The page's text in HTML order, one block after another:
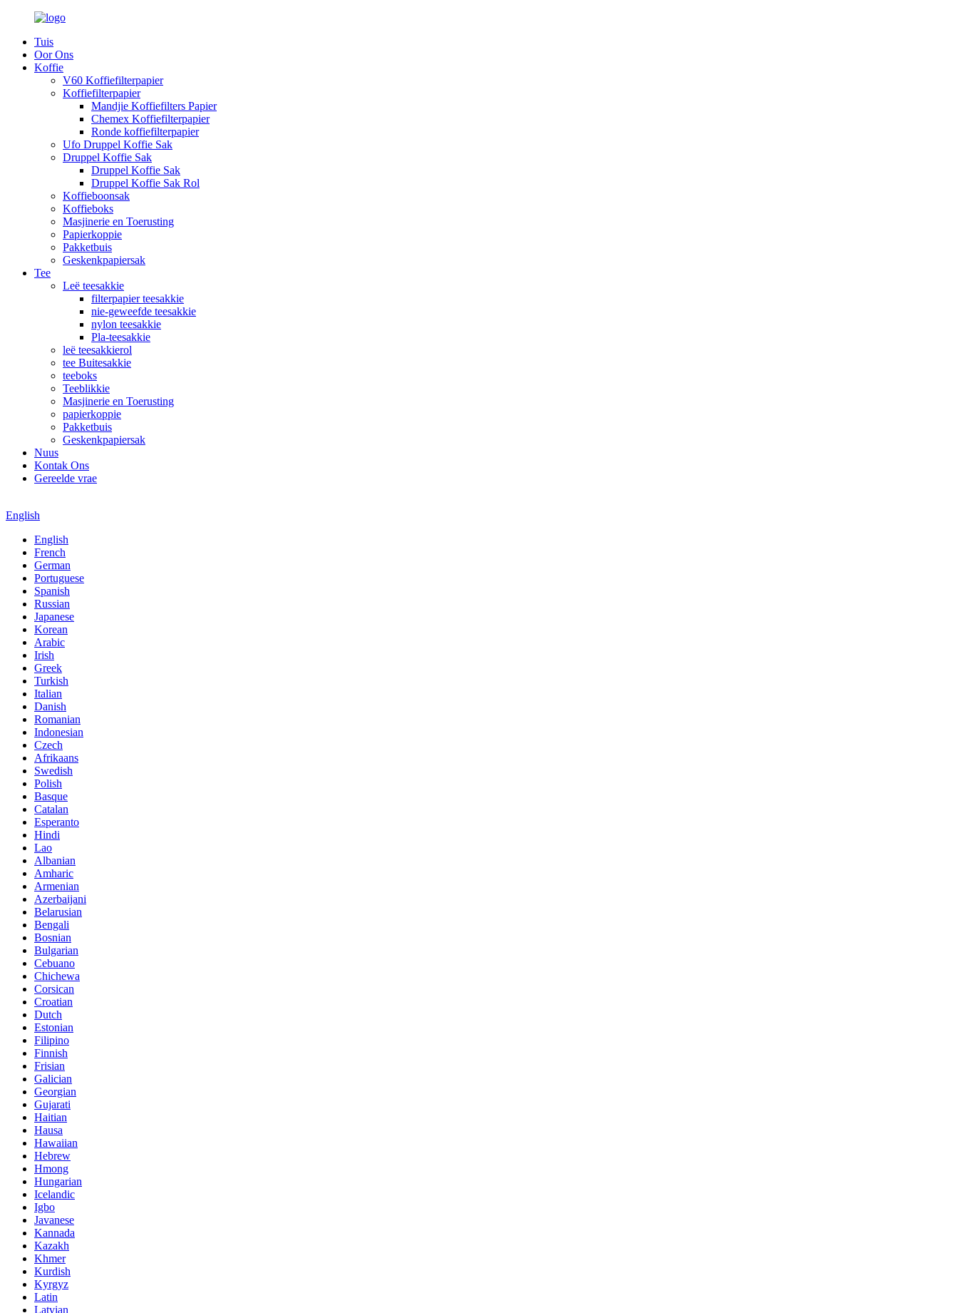
Tuis
Oor Ons
Koffie
V60 Koffiefilterpapier
Koffiefilterpapier
Mandjie Koffiefilters Papier
Chemex Koffiefilterpapier
Ronde koffiefilterpapier
Ufo Druppel Koffie Sak
Druppel Koffie Sak
Druppel Koffie Sak
Druppel Koffie Sak Rol
Koffieboonsak
Koffieboks
Masjinerie en Toerusting
Papierkoppie
Pakketbuis
Geskenkpapiersak
Tee
Leë teesakkie
filterpapier teesakkie
nie-geweefde teesakkie
nylon teesakkie
Pla-teesakkie
leë teesakkierol
tee Buitesakkie
teeboks
Teeblikkie
Masjinerie en Toerusting
papierkoppie
Pakketbuis
Geskenkpapiersak
Nuus
Kontak Ons
Gereelde vrae
English
English
French
German
Portuguese
Spanish
Russian
Japanese
Korean
Arabic
Irish
Greek
Turkish
Italian
Danish
Romanian
Indonesian
Czech
Afrikaans
Swedish
Polish
Basque
Catalan
Esperanto
Hindi
Lao
Albanian
Amharic
Armenian
Azerbaijani
Belarusian
Bengali
Bosnian
Bulgarian
Cebuano
Chichewa
Corsican
Croatian
Dutch
Estonian
Filipino
Finnish
Frisian
Galician
Georgian
Gujarati
Haitian
Hausa
Hawaiian
Hebrew
Hmong
Hungarian
Icelandic
Igbo
Javanese
Kannada
Kazakh
Khmer
Kurdish
Kyrgyz
Latin
Latvian